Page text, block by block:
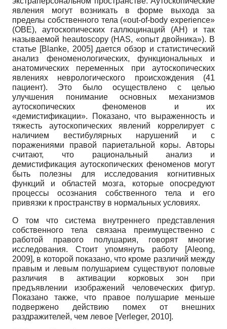
явления могут возникать в форме выхода за
пределы собственного тела («out-of-body experience»
(OBE), аутоскопических галлюцинаций (AH) и так
называемой heautoscopy (HAS, «опыт двойника»). В
статье [Blanke, 2005] дается обзор и статистический
анализ феноменологических, функциональных и
анатомических переменных при аутоскопических
явлениях неврологического происхождения (41
пациент). Это было осуществлено с целью
улучшения понимание основных механизмов
аутоскопических феноменов и их
«демистификации». Показано, что выраженность и
тяжесть аутоскопических явлений коррелирует с
наличием вестибулярных нарушений и с
поражениями правой париетальной коры. Авторы
считают, что рациональный анализ и
демистификация аутоскопических феноменов могут
быть полезны для исследования когнитивных
функций и областей мозга, которые опосредуют
процессы осознания собственного тела и его
привязки к пространству в нормальных условиях.
О том что система внутреннего представления
собственного тела связана преимущественно с
работой правого полушария, говорят многие
исследования. Стоит упомянуть работу
[Aleong,
2009], в которой показано, что кроме различий между
правым и левым полушарием существуют половые
различия в активации корковых зон при
предъявлении изображений человеческих фигур.
Показано также, что правое полушарие меньше
подвержено действию помех от внешних
раздражителей, чем левое [Verleger, 2010].